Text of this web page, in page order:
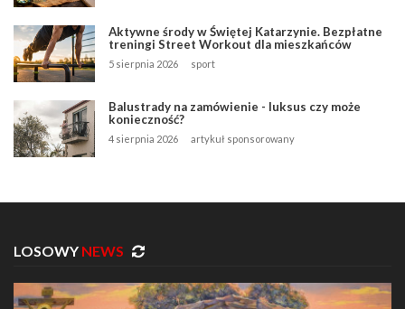
Aktywne środy w Świętej Katarzynie. Bezpłatne
treningi Street Workout dla mieszkańców
5 sierpnia 2026 sport
Balustrady na zamówienie - luksus czy może
konieczność?
4 sierpnia 2026 artykuł sponsorowany
LOSOWY NEWS